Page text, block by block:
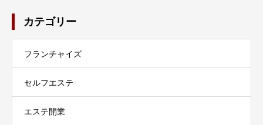
カテゴリー
フランチャイズ
セルフエステ
エステ開業